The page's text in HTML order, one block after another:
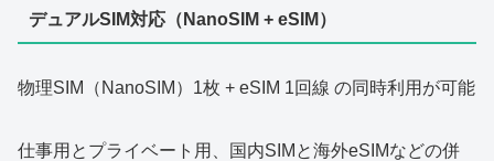
デュアルSIM対応（NanoSIM + eSIM）
物理SIM（NanoSIM）1枚 + eSIM 1回線 の同時利用が可能
仕事用とプライベート用、国内SIMと海外eSIMなどの併